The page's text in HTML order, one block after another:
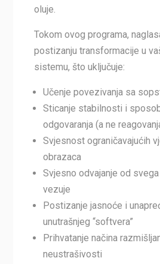
oluje.
Tokom ovog programa,
postizanju transformacije u
sistemu, što uključuje:
Učenje povezivanja sa
Sticanje stabilnosti i
odgovaranja (a ne
Svjesnost ograničavajućih
obrazaca
Svjesno odvajanje od
vezuje
Postizanje jasnoće i
unutrašnjeg “softvera”
Prihvatanje načina
neustrašivosti